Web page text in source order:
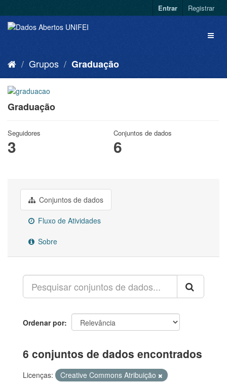
Entrar Registrar
Grupos Graduação
Graduação
Seguidores
3
Conjuntos de dados
6
Conjuntos de dados
Fluxo de Atividades
Sobre
Ordenar por
6 conjuntos de dados encontrados
Licenças:
Creative Commons Atribuição